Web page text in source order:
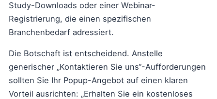
Study-Downloads oder einer Webinar-
Registrierung, die einen spezifischen
Branchenbedarf adressiert.
Die Botschaft ist entscheidend. Anstelle
generischer „Kontaktieren Sie uns“-Aufforderungen
sollten Sie Ihr Popup-Angebot auf einen klaren
Vorteil ausrichten: „Erhalten Sie ein kostenloses